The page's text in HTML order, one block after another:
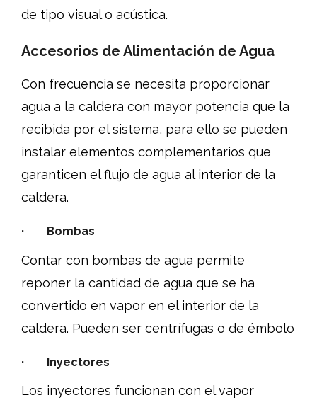
de tipo visual o acústica.
Accesorios de Alimentación de Agua
Con frecuencia se necesita proporcionar
agua a la caldera con mayor potencia que la
recibida por el sistema, para ello se pueden
instalar elementos complementarios que
garanticen el flujo de agua al interior de la
caldera.
· Bombas
Contar con bombas de agua permite
reponer la cantidad de agua que se ha
convertido en vapor en el interior de la
caldera. Pueden ser centrífugas o de émbolo
· Inyectores
Los inyectores funcionan con el vapor